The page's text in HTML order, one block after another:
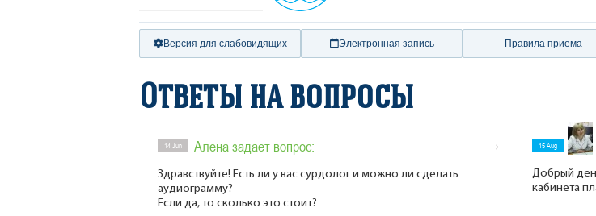
Версия для слабовидящих Электронная запись Правила приема
Ответы на вопросы
14 Jun Алёна задает вопрос:
Здравствуйте! Есть ли у вас сурдолог и можно ли сделать
аудиограмму?
Если да, то сколько это стоит?
15 Aug
Добрый
кабинета